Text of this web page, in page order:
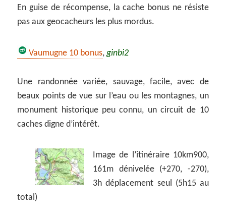
En guise de récompense, la cache bonus ne résiste
pas aux geocacheurs les plus mordus.
Vaumugne 10 bonus,ginbi2
Une randonnée variée, sauvage, facile, avec de
beaux points de vue sur l’eau ou les montagnes, un
monument historique peu connu, un circuit de 10
caches digne d’intérêt.
Image de l’itinéraire 10km900,
161m dénivelée (+270, -270),
3h déplacement seul (5h15 au
total)